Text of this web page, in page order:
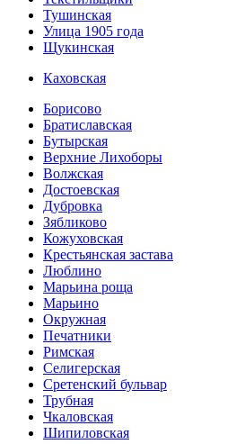
Тушинская
Улица 1905 года
Щукинская
Каховская
Борисово
Братиславская
Бутырская
Верхние Лихоборы
Волжская
Достоевская
Дубровка
Зябликово
Кожуховская
Крестьянская застава
Люблино
Марьина роща
Марьино
Окружная
Печатники
Римская
Селигерская
Сретенский бульвар
Трубная
Чкаловская
Шипиловская